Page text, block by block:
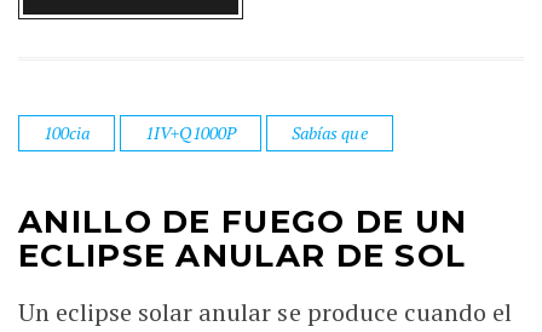
100cia 1IV+Q1000P Sabías que
ANILLO DE FUEGO DE UN
ECLIPSE ANULAR DE SOL
Un eclipse solar anular se produce cuando el